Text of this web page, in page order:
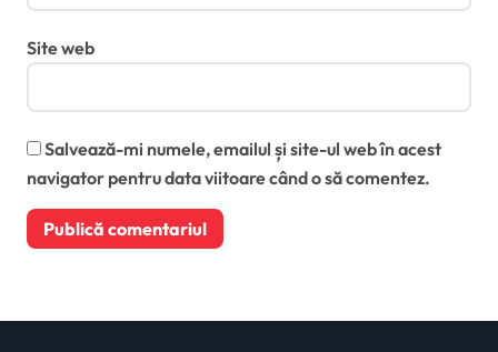
Site web
Salvează-mi numele, emailul și site-ul web în acest
navigator pentru data viitoare când o să comentez.